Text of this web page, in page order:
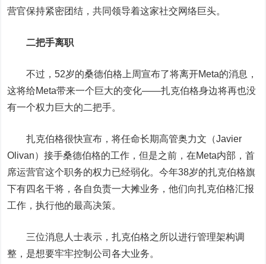
营官保持紧密团结，共同领导着这家社交网络巨头。
二把手离职
不过，52岁的桑德伯格上周宣布了将离开Meta的消息，
这将给Meta带来一个巨大的变化——扎克伯格身边将再也没
有一个权力巨大的二把手。
扎克伯格很快宣布，将任命长期高管奥力文（Javier
Olivan）接手桑德伯格的工作，但是之前，在Meta内部，首
席运营官这个职务的权力已经弱化。今年38岁的扎克伯格旗
下有四名干将，各自负责一大摊业务，他们向扎克伯格汇报
工作，执行他的最高决策。
三位消息人士表示，扎克伯格之所以进行管理架构调
整，是想要牢牢控制公司各大业务。